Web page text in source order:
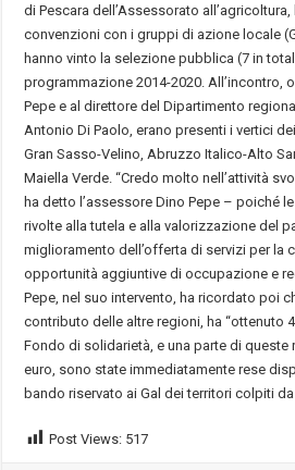
di Pescara dell’Assessorato
convenzioni con i gruppi di azione locale
hanno vinto la selezione pubblica (7 in
programmazione 2014-2020. All’incontro,
Pepe e al direttore del Dipartimento
Antonio Di Paolo, erano presenti i vertici
Gran Sasso-Velino, Abruzzo Italico-Alto
Maiella Verde. “Credo molto nell’attività
ha detto l’assessore Dino Pepe – poiché
rivolte alla tutela e alla valorizzazione del
miglioramento dell’offerta di servizi per la
opportunità aggiuntive di occupazione e
Pepe, nel suo intervento, ha ricordato poi
contributo delle altre regioni, ha “ottenuto
Fondo di solidarietà, e una parte di queste
euro, sono state immediatamente rese
bando riservato ai Gal dei territori colpiti
Post Views: 517